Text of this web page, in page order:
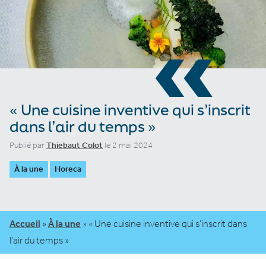
«
« Une cuisine inventive qui s’inscrit
dans l’air du temps »
Publié parThiebaut Colot le 2 mai 2024
À la une Horeca
Accueil » À la une » « Une cuisine inventive qui s’inscrit dans
l’air du temps »